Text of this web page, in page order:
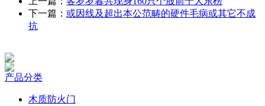
下一篇： 或因线及超出本公范畴的硬件毛病或其它不成
抗
产品分类
木质防火门